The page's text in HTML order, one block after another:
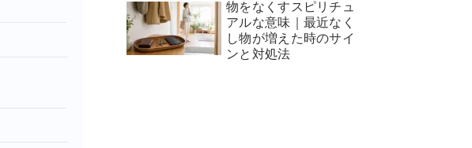
物をなくすスピリチュ
アルな意味｜最近なく
し物が増えた時のサイ
ンと対処法